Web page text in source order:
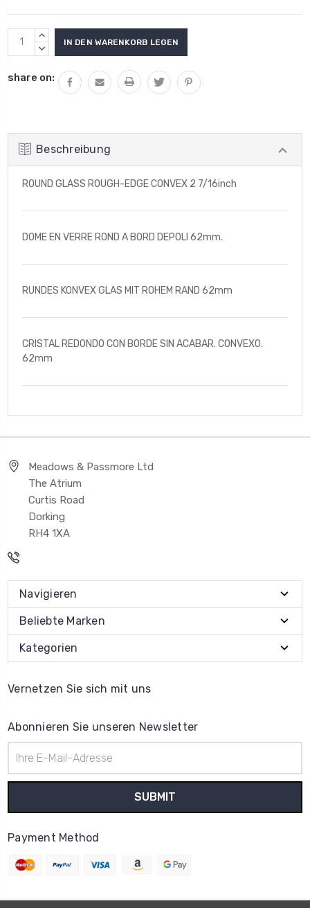
Aktueller
Lagerbestand:
MENGE
VON
ERHÖHEN
MENGE
UNDEFINED
VERRINGERN
share on:
Beschreibung
ROUND GLASS ROUGH-EDGE CONVEX 2 7/16inch
DOME EN VERRE ROND A BORD DEPOLI 62mm.
RUNDES KONVEX GLAS MIT ROHEM RAND 62mm
CRISTAL REDONDO CON BORDE SIN ACABAR. CONVEXO.
62mm
Meadows & Passmore Ltd
The Atrium
Curtis Road
Dorking
RH4 1XA
Navigieren
Beliebte Marken
Kategorien
Vernetzen Sie sich mit uns
Abonnieren Sie unseren Newsletter
Mail-
Adresse
Payment Method